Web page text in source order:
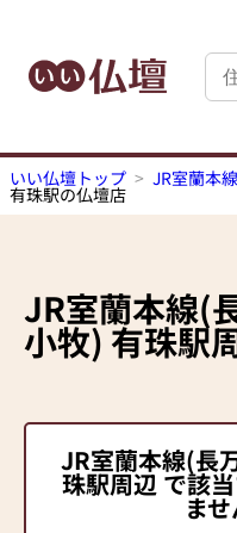
いい仏壇トップ JR室蘭本
有珠駅の仏壇店
JR室蘭本線(
小牧)有珠駅
JR室蘭本線(長
珠駅周辺 で該
ま